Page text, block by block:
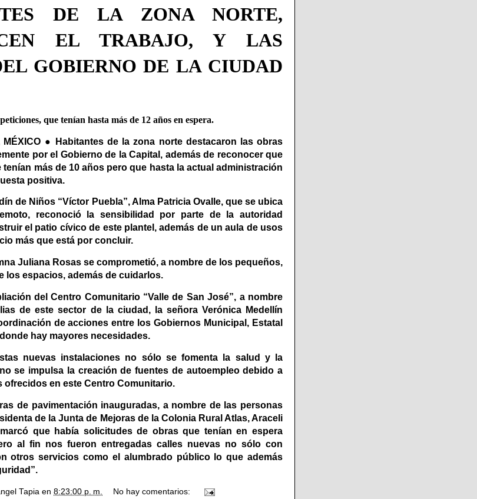
DE LA ZONA NORTE,
EL TRABAJO, Y LAS
GOBIERNO DE LA CIUDAD
que tenían hasta más de 12 años en espera.
MÉXICO ● Habitantes de la zona norte destacaron las obras
por el Gobierno de la Capital, además de reconocer que
más de 10 años pero que hasta la actual administración
positiva.
de Niños “Víctor Puebla”, Alma Patricia Ovalle, que se ubica
reconoció la sensibilidad por parte de la autoridad
el patio cívico de este plantel, además de un aula de usos
más que está por concluir.
Juliana Rosas se comprometió, a nombre de los pequeños,
los espacios, además de cuidarlos.
del Centro Comunitario “Valle de San José”, a nombre
de este sector de la ciudad, la señora Verónica Medellín
de acciones entre los Gobiernos Municipal, Estatal
hay mayores necesidades.
nuevas instalaciones no sólo se fomenta la salud y la
se impulsa la creación de fuentes de autoempleo debido a
ofrecidos en este Centro Comunitario.
de pavimentación inauguradas, a nombre de las personas
de la Junta de Mejoras de la Colonia Rural Atlas, Araceli
que había solicitudes de obras que tenían en espera
al fin nos fueron entregadas calles nuevas no sólo con
otros servicios como el alumbrado público lo que además
Tapia en 8:23:00 p. m. No hay comentarios: